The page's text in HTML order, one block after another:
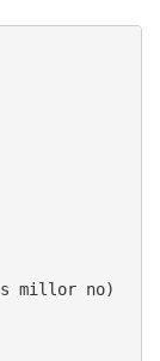
si ho fem al
millor no)